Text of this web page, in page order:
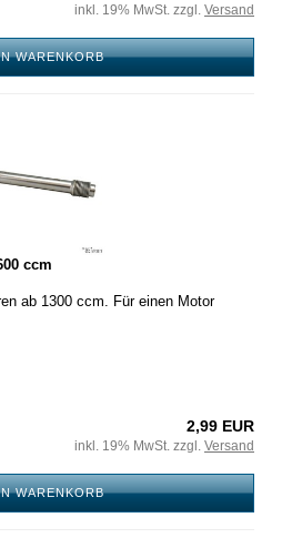
inkl. 19% MwSt. zzgl. Versand
WARENKORB
ccm
ab 1300 ccm. Für einen Motor
2,99 EUR
inkl. 19% MwSt. zzgl. Versand
WARENKORB